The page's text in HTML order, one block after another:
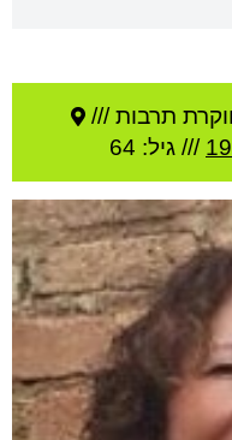
תרבות ///
/// גיל: 64